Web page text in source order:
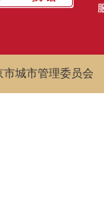
市城市管理委员会